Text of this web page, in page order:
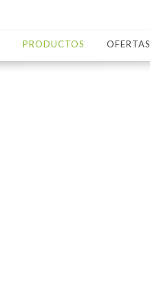
PRODUCTOS OFERTAS